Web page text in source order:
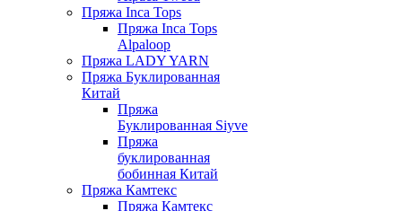
Пряжа Inca Tops
Пряжа Inca Tops
Alpaloop
Пряжа LADY YARN
Пряжа Буклированная
Китай
Пряжа
Буклированная Siyve
Пряжа
буклированная
бобинная Китай
Пряжа Камтекс
Пряжа Камтекс